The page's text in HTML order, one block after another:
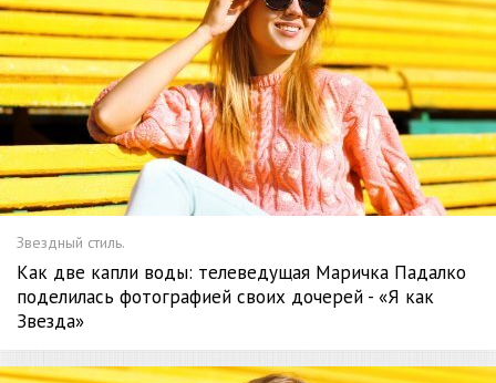
Звездный стиль.
Как две капли воды: телеведущая Маричка Падалко
поделилась фотографией своих дочерей - «Я как
Звезда»